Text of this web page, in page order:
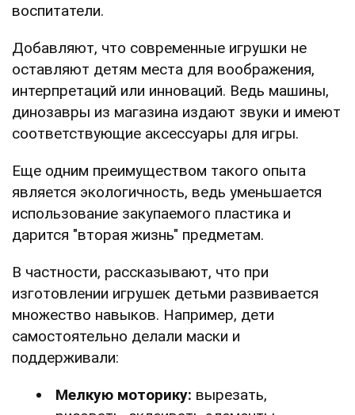
воспитатели.
Добавляют, что современные игрушки не
оставляют детям места для воображения,
интерпретаций или инноваций. Ведь машины,
динозавры из магазина издают звуки и имеют
соответствующие аксессуары для игры.
Еще одним преимуществом такого опыта
является экологичность, ведь уменьшается
использование закупаемого пластика и
дарится "вторая жизнь" предметам.
В частности, рассказывают, что при
изготовлении игрушек детьми развивается
множество навыков. Например, дети
самостоятельно делали маски и
поддерживали:
Мелкую моторику: вырезать,